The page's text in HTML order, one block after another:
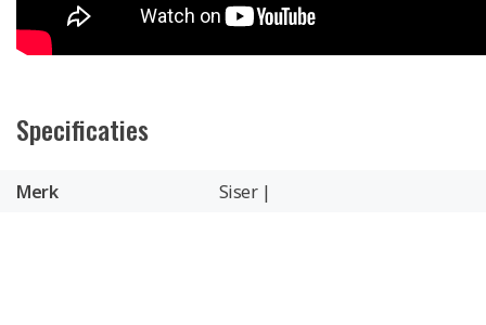
Specificaties
Merk Siser |